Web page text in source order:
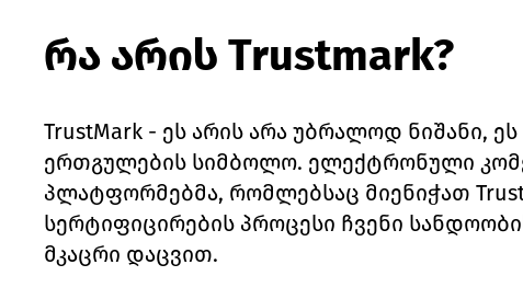
რა არის Trustmark?
TrustMark - ეს არის არა უბრალოდ ნიშანი, ეს
ერთგულების სიმბოლო. ელექტრონული
პლატფორმებმა, რომლებსაც მიენიჭათ
სერტიფიცირების პროცესი ჩვენი
მკაცრი დაცვით.